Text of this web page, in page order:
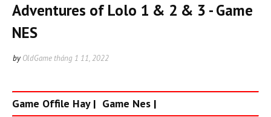
Adventures of Lolo 1 & 2 & 3 - Game
NES
by OldGame tháng 1 11, 2022
Game Offile Hay| Game Nes |